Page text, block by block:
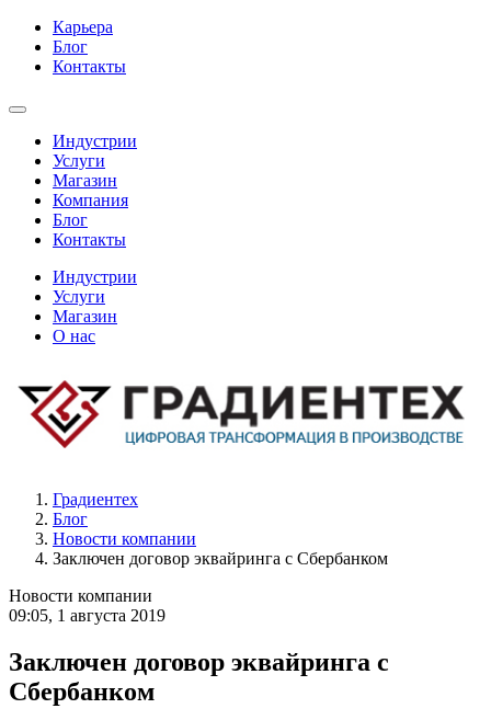
Карьера
Блог
Контакты
Индустрии
Услуги
Магазин
Компания
Блог
Контакты
Индустрии
Услуги
Магазин
О нас
Градиентех
Блог
Новости компании
Заключен договор эквайринга с Сбербанком
Новости компании
09:05, 1 августа 2019
Заключен договор эквайринга с
Сбербанком